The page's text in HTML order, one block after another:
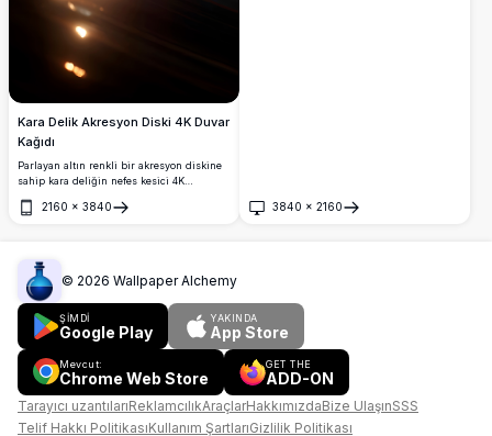
Kara Delik Akresyon Diski 4K Duvar
Kağıdı
Parlayan altın renkli bir akresyon diskine
sahip kara deliğin nefes kesici 4K
merceklemesiyle ışığı büken, masaüstü ve
2160 × 3840
Aç
3840 × 2160
Aç
© 2026 Wallpaper Alchemy
ŞİMDİ
Google Play
YAKINDA
App Store
Mevcut:
Chrome Web Store
GET THE
ADD-ON
Tarayıcı uzantılarıReklamcılıkAraçlarHakkımızdaBize UlaşınSSS
Telif Hakkı PolitikasıKullanım ŞartlarıGizlilik Politikası